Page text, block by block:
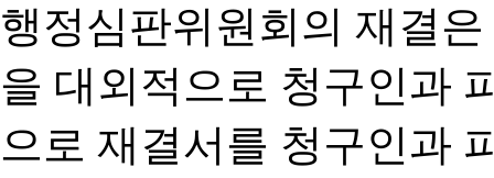
행정심판위원회의 재결
을 대외적으로 청구인과
으로 재결서를 청구인과